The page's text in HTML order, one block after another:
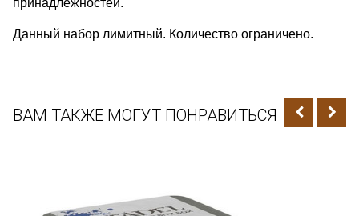
Данный набор лимитный. Количество ограничено.
ВАМ ТАКЖЕ МОГУТ ПОНРАВИТЬСЯ